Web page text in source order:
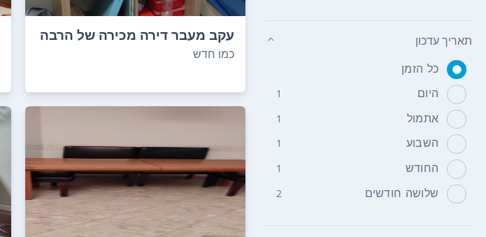
תאריך עדכון
כל הזמן
היום
1
אתמול 1
השבוע 1
החודש 1
שלושה חודשים 2
עקב מעבר דירה מכירה של הרבה
רהיטים 2 ספ...
כמו חדש